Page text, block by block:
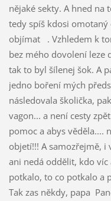
nějaké sekty. A hned na
tedy spíš kdosi
objímat . Vzhledem k
bez mého dovolení leze
tak to byl šílenej šok. A
jedno boření mých
následovala školička,
vagon... a není cesty
pomoc a abys věděla....
objetí!!! A samozřejmě,
ani nedá oddělit, kdo
potkalo, to co potkalo a
Tak zas někdy, papa